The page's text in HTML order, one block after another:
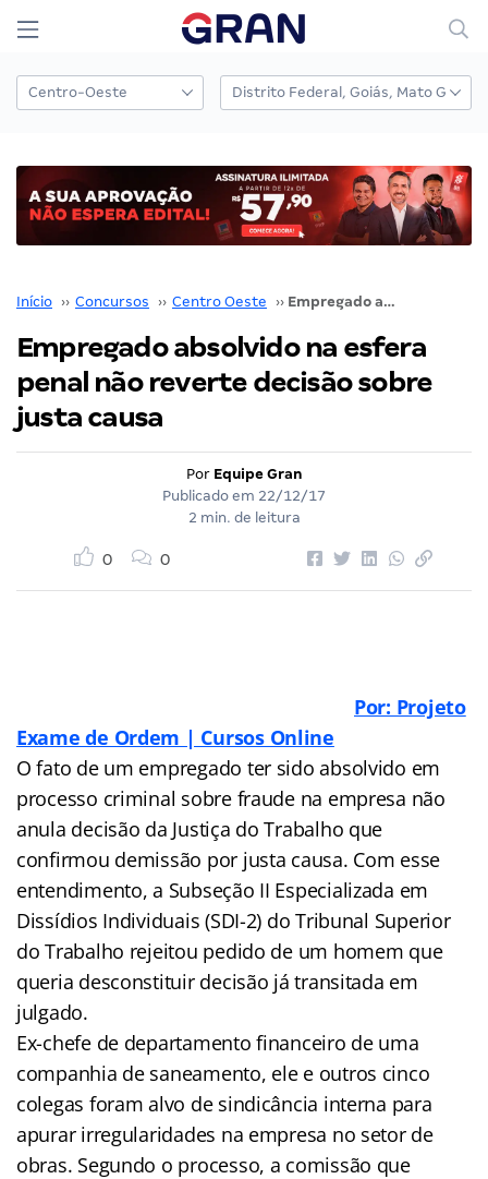
Início ›› Concursos ›› Centro Oeste ›› Empregado absolvido na esfera penal não reverte decisão sobre justa causa
Empregado absolvido na esfera
penal não reverte decisão sobre
justa causa
Por Equipe Gran
Publicado em 22/12/17
2 min. de leitura
0 0
Por: Projeto
Exame de Ordem | Cursos Online
O fato de um empregado ter sido absolvido em
processo criminal sobre fraude na empresa não
anula decisão da Justiça do Trabalho que
confirmou demissão por justa causa. Com esse
entendimento, a Subseção II Especializada em
Dissídios Individuais (SDI-2) do Tribunal Superior
do Trabalho rejeitou pedido de um homem que
queria desconstituir decisão já transitada em
julgado.
Ex-chefe de departamento financeiro de uma
companhia de saneamento, ele e outros cinco
colegas foram alvo de sindicância interna para
apurar irregularidades na empresa no setor de
obras. Segundo o processo, a comissão que